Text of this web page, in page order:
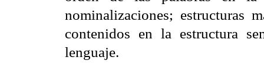
nominalizaciones; estructuras
contenidos en la estructura
lenguaje.